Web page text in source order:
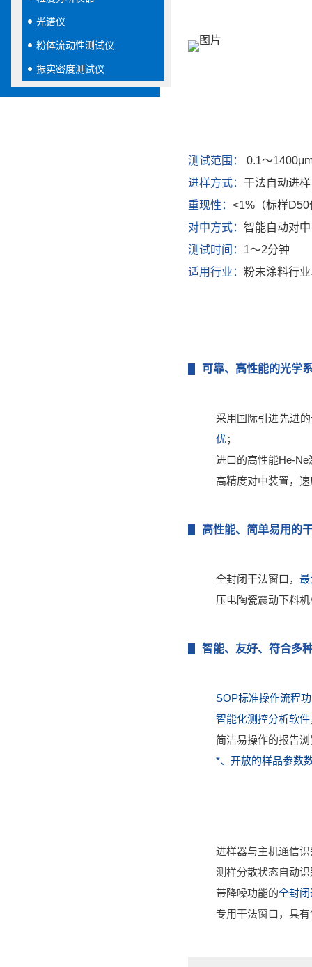
光谱仪
粉体流动性测试仪
振实密度测试仪
测试范围：
0.1～
进样方式： 干法自动进样
重现性： <1%（标样D50
对中方式： 智能自动对
测试时间： 1～2分钟
适用行业： 粉末涂料行
可靠、高性能的光学
采用国际引进先进
优；
进口的高性能He-Ne
高精度对中装置，
高性能、简单易用的
全封闭干法窗口， 最
压电陶瓷震动下料
智能、友好、符合多
SOP标准操作流程
智能化测控分析软件
简洁易操作的报告
*、开放的样品参数
进样器与主机通信
测样分散状态自动
带降噪功能的全封
专用干法窗口，具